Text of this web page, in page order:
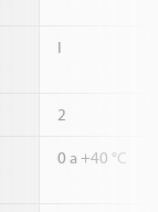
I
2
0 a +40 °C